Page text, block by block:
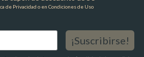
de Privacidad o en Condiciones de Uso
¡Suscribirse!